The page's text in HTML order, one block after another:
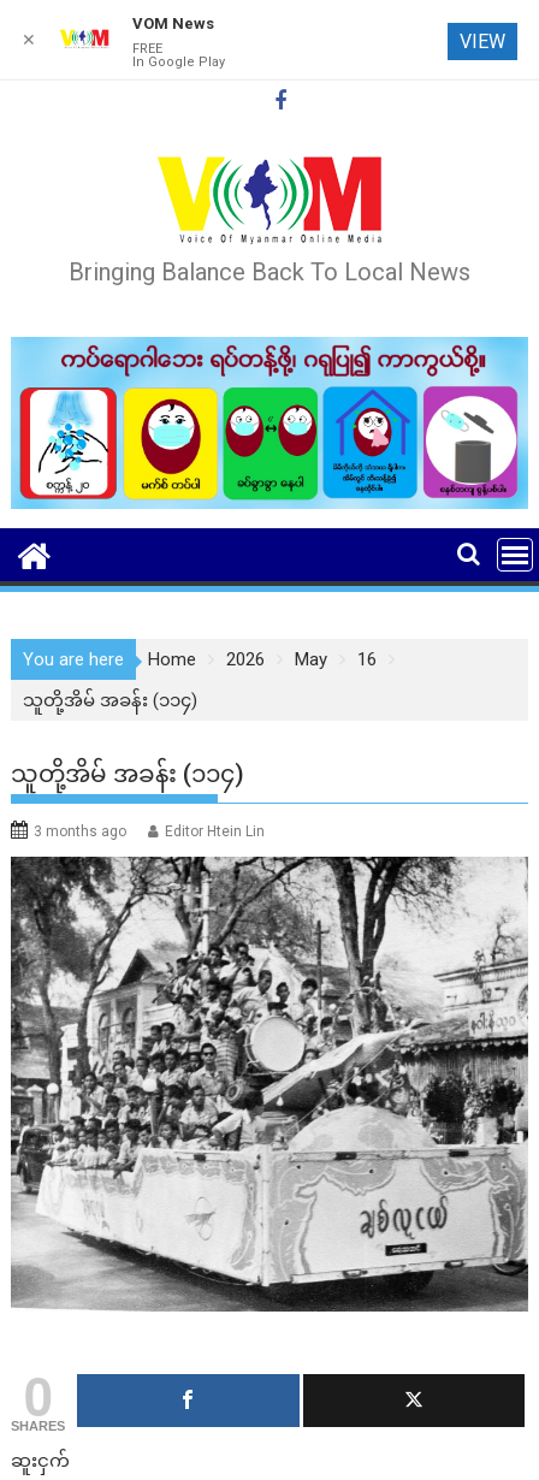
Bringing Balance Back To Local News
You are here Home 2026 May
16
သူတို့အိမ် အခန်း (၁၁၄)
သူတို့အိမ် အခန်း (၁၁၄)
3 months ago Editor Htein Lin
0
SHARES
ဆူးငှက်
✕
VOM News
FREE
In Google Play
VIEW